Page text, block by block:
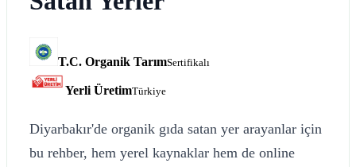
T.C. Organik TarımSertifikalı
Yerli ÜretimTürkiye
Diyarbakır'de organik gıda satan yer arayanlar için
bu rehber, hem yerel kaynaklar hem de online